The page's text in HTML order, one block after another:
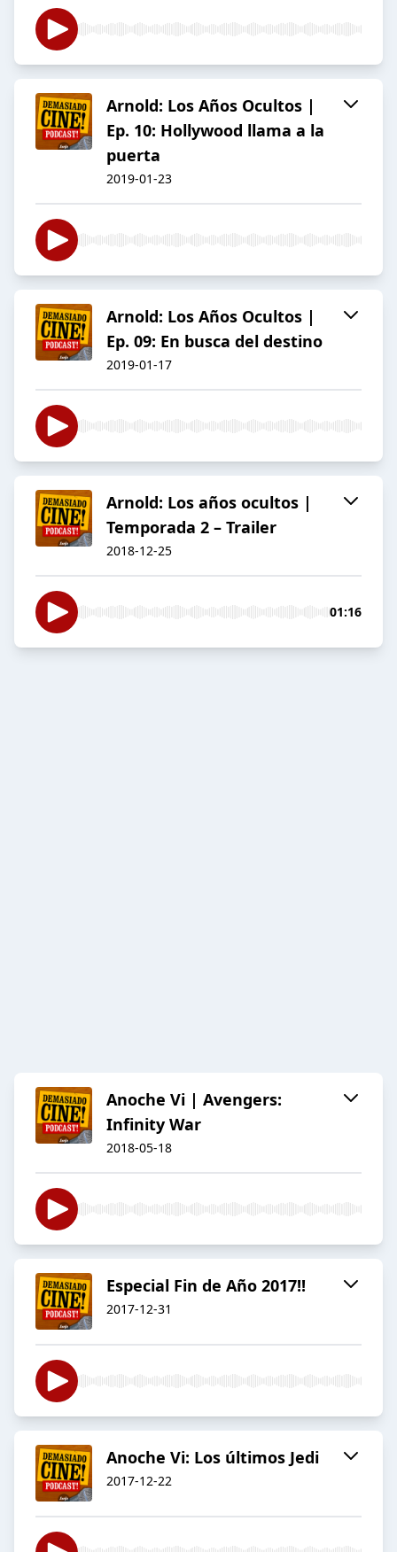
Arnold: Los Años Ocultos |
Ep. 10: Hollywood llama a la
puerta
2019-01-23
Arnold: Los Años Ocultos |
Ep. 09: En busca del destino
2019-01-17
Arnold: Los años ocultos |
Temporada 2 – Trailer
2018-12-25
01:16
Anoche Vi | Avengers:
Infinity War
2018-05-18
Especial Fin de Año 2017!!
2017-12-31
Anoche Vi: Los últimos Jedi
2017-12-22